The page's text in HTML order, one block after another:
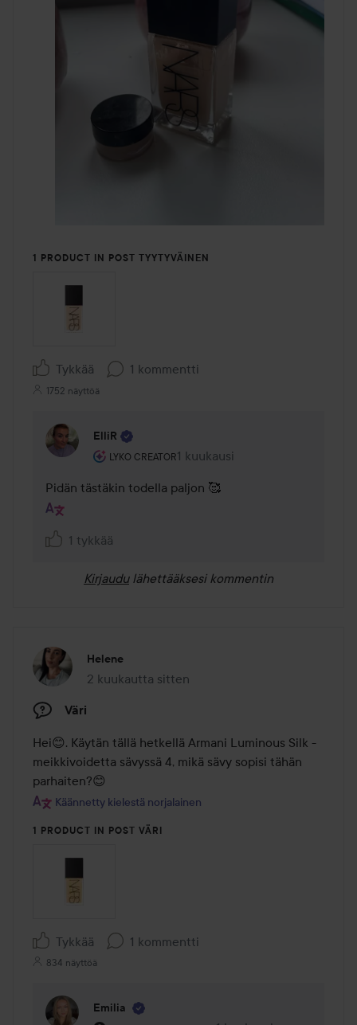
1 PRODUCT IN POST TYYTYVÄINEN
Tykkää 1 kommentti
1752 näyttöä
ElliR
LYKO CREATOR
Käyttäjän rooli: Lyko Creator.
1 kuukausi
Kommentti lisättiin 1 kuukausi
Pidän tästäkin todella paljon 🥰
1 tykkää
Kirjaudu lähettääksesi kommentin
Helene
2 kuukautta sitten
Viesti luotiin 2 kuukautta sitten
Väri
Hei😊. Käytän tällä hetkellä Armani Luminous Silk -
meikkivoidetta sävyssä 4, mikä sävy sopisi tähän
parhaiten?😊
Käännetty kielestä norjalainen
1 PRODUCT IN POST VÄRI
Tykkää 1 kommentti
834 näyttöä
Emilia